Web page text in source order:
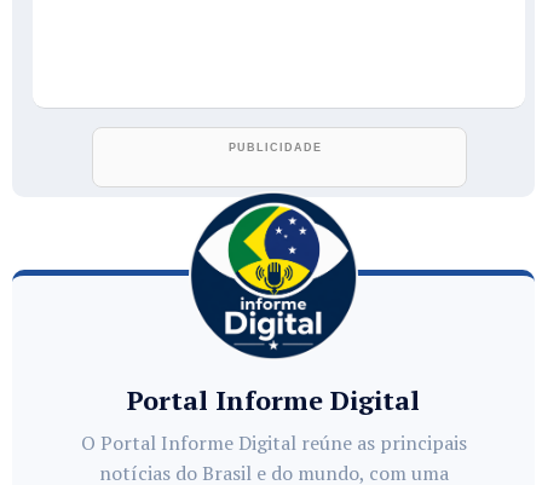
Portal Informe Digital
O Portal Informe Digital reúne as principais
notícias do Brasil e do mundo, com uma